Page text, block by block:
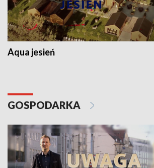
Aqua jesień
GOSPODARKA